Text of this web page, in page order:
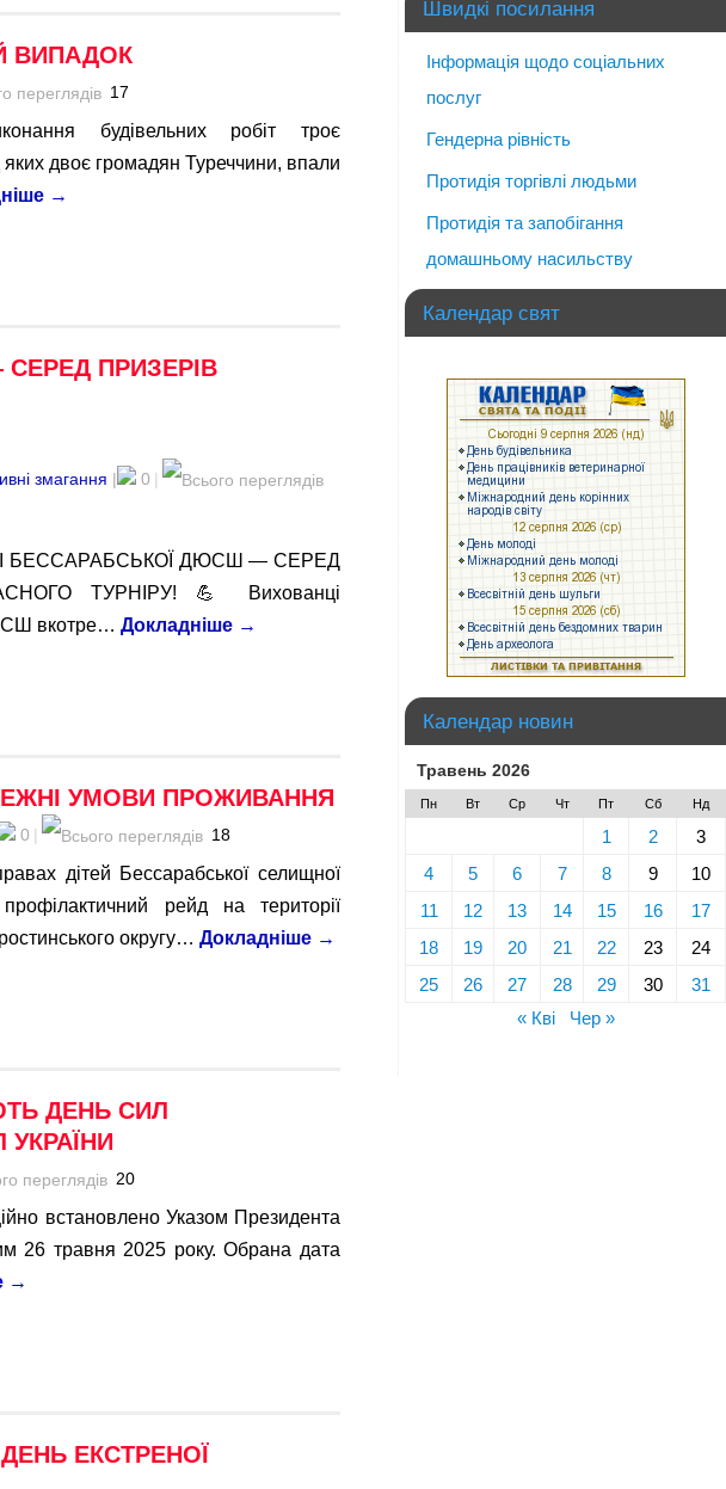
ВИПАДОК
17
будівельних робіт троє
яких двоє громадян Туреччини, впали
→
ПРИЗЕРІВ
змагання | 0 |
БЕССАРАБСЬКОЇ ДЮСШ — СЕРЕД
ТУРНІРУ! 💪 Вихованці
вкотре… Докладніше →
УМОВИ ПРОЖИВАННЯ
0 | 18
дітей Бессарабської селищної
рейд на території
округу… Докладніше →
ДЕНЬ СИЛ
20
встановлено Указом Президента
26 травня 2025 року. Обрана дата
→
ЕКСТРЕНОЇ
Швидкі посилання
Інформація щодо соціальних
послуг
Гендерна рівність
Протидія торгівлі людьми
Протидія та запобігання
домашньому насильству
Календар свят
Календар новин
Травень 2026
Пн Вт Ср Чт Пт Сб Нд
1 2
3
4
5 6 7 8 9
10
11
12 13 14 15 16
17
18
19 20 21 22 23
24
25
26 27 28 29 30
31
« Кві
Чер »